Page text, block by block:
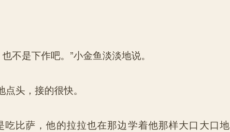
是下作吧。”小金鱼淡淡地说。
头，接的很快。
比萨，他的拉拉也在那边学着他那样大口大口地